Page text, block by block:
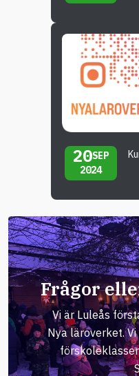
20SEP
2024
Frågor
Vi är Luleås
Nya läroverket.